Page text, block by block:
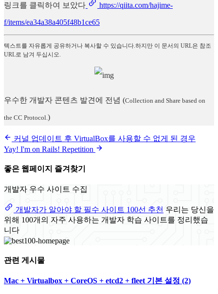
링크를 클릭하여 보았다 https://qiita.com/hajime-
f/items/ea34a38a405f48b1ce65
텍스트를 자유롭게 공유하거나 복사할 수 있습니다.하지만 이 문서의 URL은 참조
URL로 남겨 두십시오.
우수한 개발자 콘텐츠 발견에 전념 (Collection and Share based on
the CC Protocol. )
커널 업데이트 후 VirtualBox를 사용할 수 없게 된 경우
Yay! I'm on Rails! Repetition
좋은 웹페이지 즐겨찾기
개발자 우수 사이트 수집
개발자가 알아야 할 필수 사이트 100선 추천 우리는 당신을
위해 100개의 자주 사용하는 개발자 학습 사이트를 정리했습
니다
관련 게시물
Mac + Virtualbox + CoreOS + etcd2 + fleet 기본 설정 (2)